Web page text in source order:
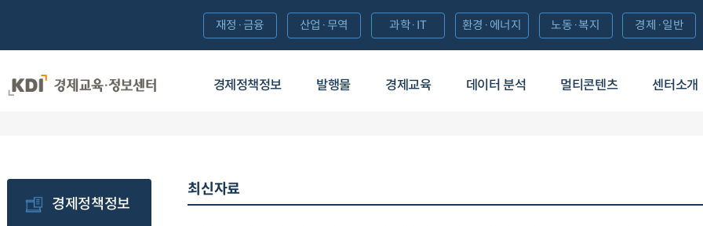
경제정책정보 발행물 경제교육 데이터 분석 멀티콘텐츠 센터소개
재정·금융 산업·무역 과학·IT 환경·에너지 노동·복지 경제·일반
경제정책정보
최신자료